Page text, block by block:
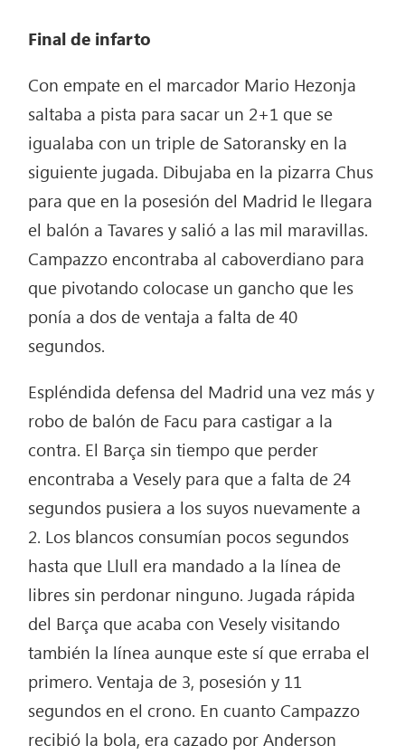
Final de infarto
Con empate en el marcador Mario Hezonja
saltaba a pista para sacar un 2+1 que se
igualaba con un triple de Satoransky en la
siguiente jugada. Dibujaba en la pizarra Chus
para que en la posesión del Madrid le llegara
el balón a Tavares y salió a las mil maravillas.
Campazzo encontraba al caboverdiano para
que pivotando colocase un gancho que les
ponía a dos de ventaja a falta de 40
segundos.
Espléndida defensa del Madrid una vez más y
robo de balón de Facu para castigar a la
contra. El Barça sin tiempo que perder
encontraba a Vesely para que a falta de 24
segundos pusiera a los suyos nuevamente a
2. Los blancos consumían pocos segundos
hasta que Llull era mandado a la línea de
libres sin perdonar ninguno. Jugada rápida
del Barça que acaba con Vesely visitando
también la línea aunque este sí que erraba el
primero. Ventaja de 3, posesión y 11
segundos en el crono. En cuanto Campazzo
recibió la bola, era cazado por Anderson